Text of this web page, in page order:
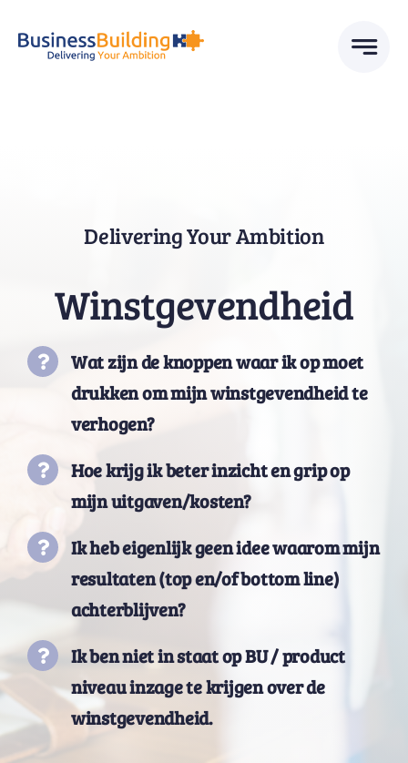
Delivering Your Ambition
Winstgevendheid
Wat zijn de knoppen waar ik op moet
drukken om mijn winstgevendheid te
verhogen?
Hoe krijg ik beter inzicht en grip op
mijn uitgaven/kosten?
Ik heb eigenlijk geen idee waarom mijn
resultaten (top en/ofbottomline)
achterblijven?
Ik ben niet in staat opBU /product
niveau inzage te krijgen over de
winstgevendheid.